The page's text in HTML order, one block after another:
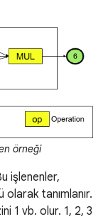
örneği
işlenenler,
olarak tanımlanır.
1 vb. olur. 1, 2, 3